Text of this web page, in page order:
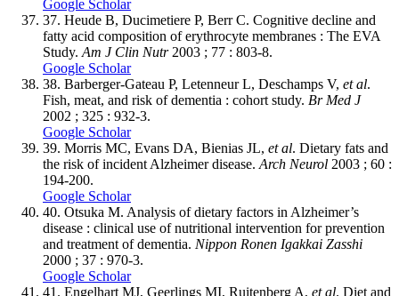
Google Scholar
37. Heude B, Ducimetiere P, Berr C. Cognitive decline and
fatty acid composition of erythrocyte membranes : The EVA
Study. Am J Clin Nutr2003 ; 77 : 803-8.
Google Scholar
38. Barberger-Gateau P, Letenneur L, Deschamps V, et al.
Fish, meat, and risk of dementia : cohort study. Br Med J
2002 ; 325 : 932-3.
Google Scholar
39. Morris MC, Evans DA, Bienias JL, et al. Dietary fats and
the risk of incident Alzheimer disease. Arch Neurol 2003 ; 60 :
194-200.
Google Scholar
40. Otsuka M. Analysis of dietary factors in Alzheimer’s
disease : clinical use of nutritional intervention for prevention
and treatment of dementia. Nippon Ronen Igakkai Zasshi
2000 ; 37 : 970-3.
Google Scholar
41. Engelhart MJ, Geerlings MI, Ruitenberg A, et al. Diet and